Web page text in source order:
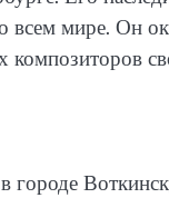
мире. Он